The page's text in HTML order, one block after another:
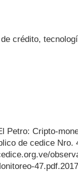
crédito,
Petro: Cripto-
de cedice Nro.